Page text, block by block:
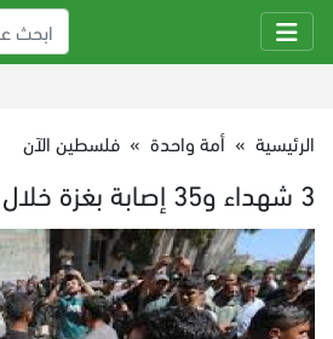
الرئيسية » أمة واحدة » فلسطين الآن
3 شهداء و35 إصابة بغزة خلال 24 ساعة